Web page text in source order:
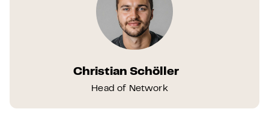
Christian Schöller
Head of Network